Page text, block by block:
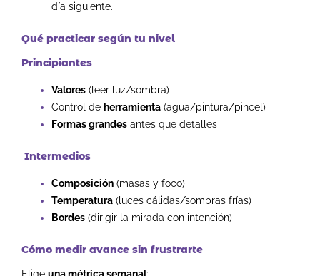
día siguiente.
Qué practicar según tu nivel
Principiantes
Valores (leer luz/sombra)
Control de herramienta (agua/pintura/pincel)
Formas grandes antes que detalles
Intermedios
Composición (masas y foco)
Temperatura (luces cálidas/sombras frías)
Bordes (dirigir la mirada con intención)
Cómo medir avance sin frustrarte